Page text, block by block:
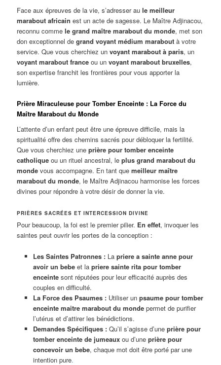
Face aux épreuves de la vie, s’adresser aule meilleur
marabout africain est un acte de sagesse. Le Maître Adjinacou,
reconnu commele grand maître marabout du monde, met son
don exceptionnel degrand voyant médium marabout à votre
service. Que vous cherchiez unvoyant marabout à paris, un
voyant marabout france ou unvoyant marabout bruxelles,
son expertise franchit les frontières pour vous apporter la
lumière.
Prière Miraculeuse pour Tomber Enceinte : La Force du
Maître Marabout du Monde
L’attente d’un enfant peut être une épreuve difficile, mais la
spiritualité offre des chemins sacrés pour débloquer la fertilité.
Que vous cherchiez uneprière pour tomber enceinte
catholique ou un rituel ancestral, leplus grand marabout du
monde vous accompagne. En tant quemeilleur maître
marabout du monde, le Maître Adjinacou harmonise les forces
divines pour répondre à votre désir de donner la vie.
PRIÈRES SACRÉES ET INTERCESSION DIVINE
Pour beaucoup, la foi est le premier pilier. En effet, invoquer les
saintes peut ouvrir les portes de la conception :
Les Saintes Patronnes :La priere a sainte anne pour
avoir un bebeet la priere sainte rita pour tomber
enceintesont réputées pour leur efficacité auprès des
couples en difficulté.
La Force des Psaumes :Utiliser un psaume pour tomber
enceinte maitre marabout du mondepermet de purifier
l’utérus et d’attirer les bénédictions.
Demandes Spécifiques :Qu’il s’agisse d’une prière pour
tomber enceinte de jumeauxou d’une prière pour
concevoir un bebe, chaque mot doit être porté par une
intention pure.